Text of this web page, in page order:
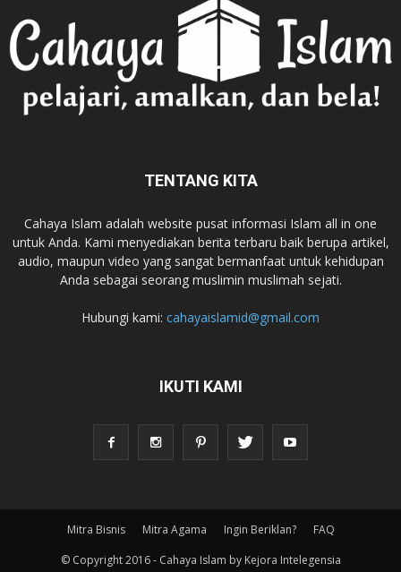
TENTANG KITA
Cahaya Islam adalah website pusat informasi Islam all in one
untuk Anda. Kami menyediakan berita terbaru baik berupa artikel,
audio, maupun video yang sangat bermanfaat untuk kehidupan
Anda sebagai seorang muslimin muslimah sejati.
Hubungi kami: cahayaislamid@gmail.com
IKUTI KAMI
Mitra Bisnis Mitra Agama Ingin Beriklan?
FAQ
© Copyright 2016 - Cahaya Islam by Kejora Intelegensia